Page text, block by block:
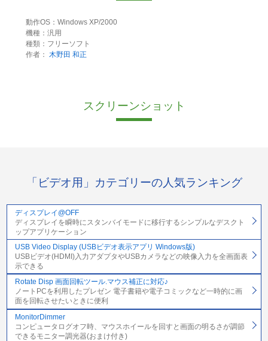
動作OS：Windows XP/2000
機種：汎用
種類：フリーソフト
作者： 木野田 和正
スクリーンショット
「ビデオ用」カテゴリーの人気ランキング
ディスプレイ@OFF
ディスプレイを瞬時にスタンバイモードに移行するシンプルなデスクト
ップアプリケーション
USB Video Display (USBビデオ表示アプリ Windows版)
USBビデオ(HDMI)入力アダプタやUSBカメラなどの映像入力を全画面表
示できる
Rotate Disp 画面回転ツール.マウス補正に対応♪
ノートPCを利用したプレゼン 電子書籍や電子コミックなど一時的に画
面を回転させたいときに便利
MonitorDimmer
コンピュータログオフ時、マウスホイールを回すと画面の明るさが調節
できるモニター調光器(おまけ付き)